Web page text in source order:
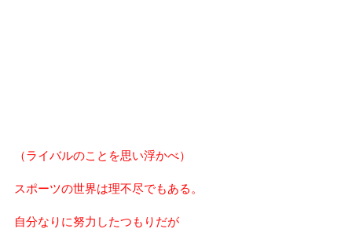
（ライバルのことを思い浮かべ）
スポーツの世界は理不尽でもある。
自分なりに努力したつもりだが